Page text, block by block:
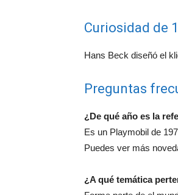
Curiosidad de
Hans Beck diseñó el
Preguntas
¿De qué año es la
Es un Playmobil de
Puedes ver más
¿A qué temática